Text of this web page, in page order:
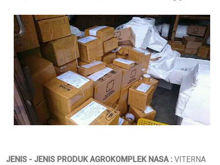
JENIS - JENIS PRODUK AGROKOMPLEK NASA : VITERNA